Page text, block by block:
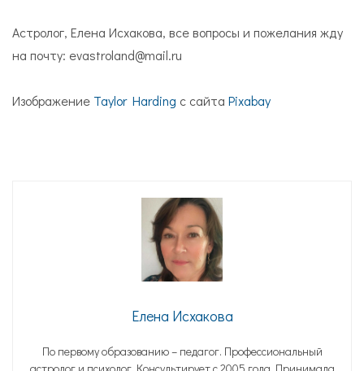
Астролог, Елена Исхакова, все вопросы и пожелания жду
на почту: evastroland@mail.ru
Изображение Taylor Harding с сайта Pixabay
Елена Исхакова
По первому образованию – педагог. Профессиональный